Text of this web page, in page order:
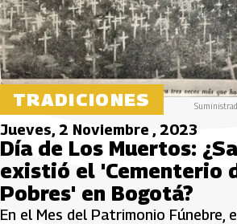
TRADICIONES
Jueves, 2 Noviembre , 2023
Día de Los Muertos:
existió el 'Cementerio
Pobres' en Bogotá?
En el Mes del Patrimonio Fúnebre,